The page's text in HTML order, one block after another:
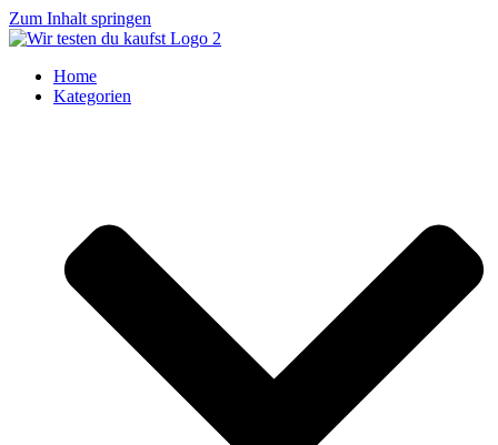
Zum Inhalt springen
Home
Kategorien